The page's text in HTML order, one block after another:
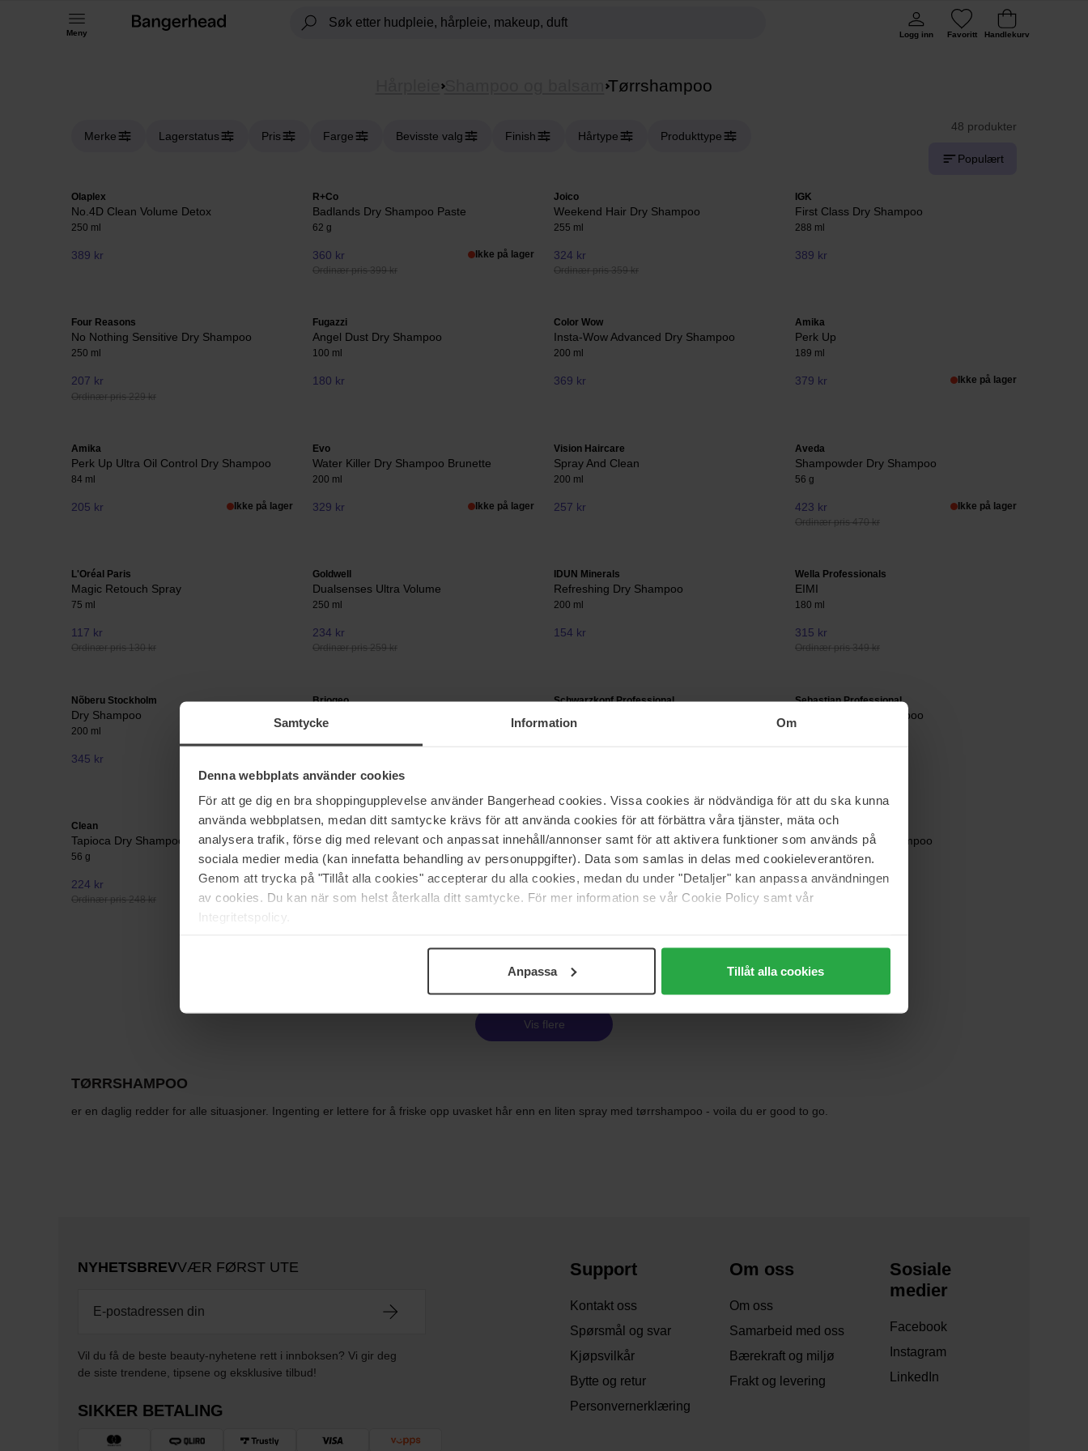
Samtycke Information Om
Denna webbplats använder cookies
För att ge dig en bra shoppingupplevelse använder Bangerhead cookies. Vissa cookies är nödvändiga för att du ska kunna
använda webbplatsen, medan ditt samtycke krävs för att använda cookies för att förbättra våra tjänster, mäta och
analysera trafik, förse dig med relevant och anpassat innehåll/annonser samt för att aktivera funktioner som används på
sociala medier media (kan innefatta behandling av personuppgifter). Data som samlas in delas med cookieleverantören.
Genom att trycka på "Tillåt alla cookies" accepterar du alla cookies, medan du under "Detaljer" kan anpassa användningen
av cookies. Du kan när som helst återkalla ditt samtycke. För mer information se vår Cookie Policy samt vår
Integritetspolicy.
Anpassa Tillåt alla cookies
Meny Logg inn Favoritt Handlekurv
Shampoo og balsam Tørrshampoo
Merke Lagerstatus Pris Farge Bevisste valg Finish Hårtype Produkttype
48 produkter
Populært
Olaplex
No.4D Clean Volume Detox
250 ml
389 kr
R+Co
Badlands Dry Shampoo Paste
62 g
360 kr
Ordinær pris 399 kr
Ikke på lager
Joico
Weekend Hair Dry Shampoo
255 ml
324 kr
Ordinær pris 359 kr
IGK
First Class Dry Shampoo
288 ml
389 kr
Four Reasons
No Nothing Sensitive Dry Shampoo
250 ml
207 kr
Ordinær pris 229 kr
Fugazzi
Angel Dust Dry Shampoo
100 ml
180 kr
Color Wow
Insta-Wow Advanced Dry Shampoo
200 ml
369 kr
Amika
Perk Up
189 ml
379 kr Ikke på lager
Amika
Perk Up Ultra Oil Control Dry Shampoo
84 ml
205 kr Ikke på lager
Evo
Water Killer Dry Shampoo Brunette
200 ml
329 kr Ikke på lager
Vision Haircare
Spray And Clean
200 ml
257 kr
Aveda
Shampowder Dry Shampoo
56 g
423 kr
Ordinær pris 470 kr
Ikke på lager
L'Oréal Paris
Magic Retouch Spray
75 ml
117 kr
Ordinær pris 130 kr
Goldwell
Dualsenses Ultra Volume
250 ml
234 kr
Ordinær pris 259 kr
IDUN Minerals
Refreshing Dry Shampoo
200 ml
154 kr
Wella Professionals
EIMI
180 ml
315 kr
Ordinær pris 349 kr
Nõberu Stockholm
Dry Shampoo
200 ml
345 kr
Briogeo
15 g
Ordinær pris 319 kr
Schwarzkopf Professional
300 ml
Sebastian Professional
Drynamic+ Dry Shampoo
180 ml
Clean
Tapioca Dry Shampoo
56 g
224 kr
Ordinær pris 248 kr
Ikke på lager
Four Reasons
Original Dry Shampoo
250 ml
162 kr
Ordinær pris 179 kr
Four Reasons
Sensitive Dry Shampoo Foam
200 ml
189 kr
Ordinær pris 209 kr
R+Co
Death Valley Dry Shampoo
60 ml
419 kr
Vis flere
TØRRSHAMPOO
er en daglig redder for alle situasjoner. Ingenting er lettere for å friske opp uvasket hår enn en liten spray med tørrshampoo - voila du er good to go.
NYHETSBREVVÆR FØRST UTE
Vil du få de beste beauty-nyhetene rett i innboksen? Vi gir deg
de siste trendene, tipsene og eksklusive tilbud!
SIKKER BETALING
Support
Kontakt oss
Spørsmål og svar
Kjøpsvilkår
Bytte og retur
Personvernerklæring
Om oss
Om oss
Samarbeid med oss
Bærekraft og miljø
Frakt og levering
Sosiale
medier
Facebook
Instagram
LinkedIn